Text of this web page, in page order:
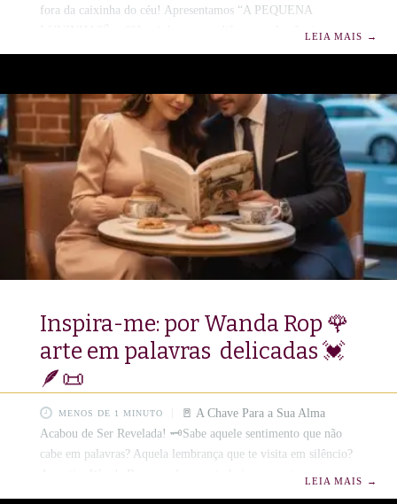
fora da caixinha do céu! Apresentamos “A PEQUENA
LUNINHA”🌜✨🩷Luninha nasceu diferente: ela não é
maior superpoder!🌕💝 Aurora Maria Cícera 👉 Se o seu
pequeno (ou você!) já se sentiu “fora do molde”, esta história é
um abraço quentinho vindo direto
LEIA MAIS →
Inspira-me: por Wanda Rop 🌹
arte em palavras delicadas 💓
🪶📜
MENOS DE 1 MINUTO
🚪 A Chave Para a Sua Alma
Acabou de Ser Revelada! 🗝️Sabe aquele sentimento que não
cabe em palavras? Aquela lembrança que te visita em silêncio?
LEIA MAIS →